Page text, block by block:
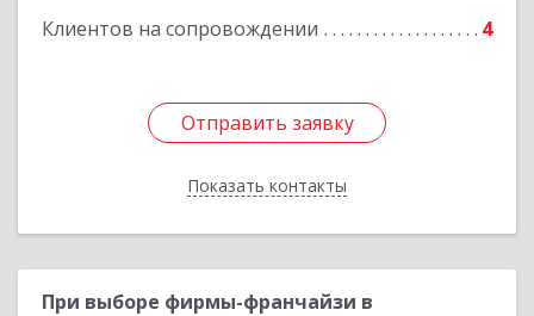
Клиентов на сопровождении 4
Отправить заявку
Показать контакты
Подробнее
Отправить заявку
Назад
При выборе фирмы-франчайзи в